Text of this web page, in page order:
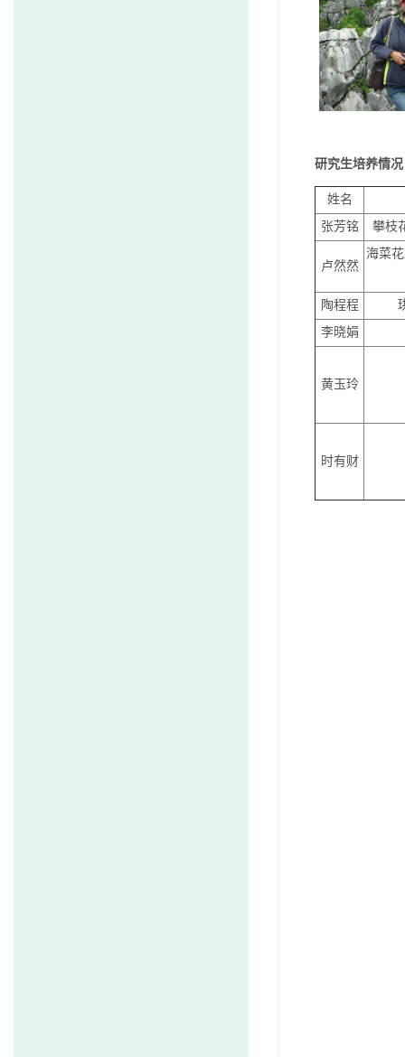
研究生培养情况
姓名
张芳铭
攀枝
卢然然
海菜
陶程程
李晓娟
黄玉玲
时有财